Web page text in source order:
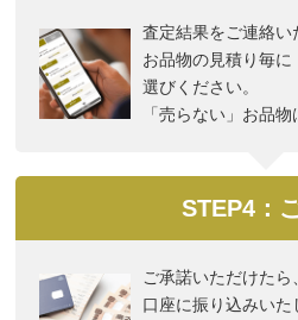
査定結果をご連絡い
お品物の見積り毎
選びください。
「売らない」お品
STEP4：
ご承諾いただけた
口座に振り込みいた